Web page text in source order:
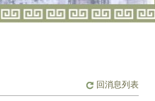
回消息列表